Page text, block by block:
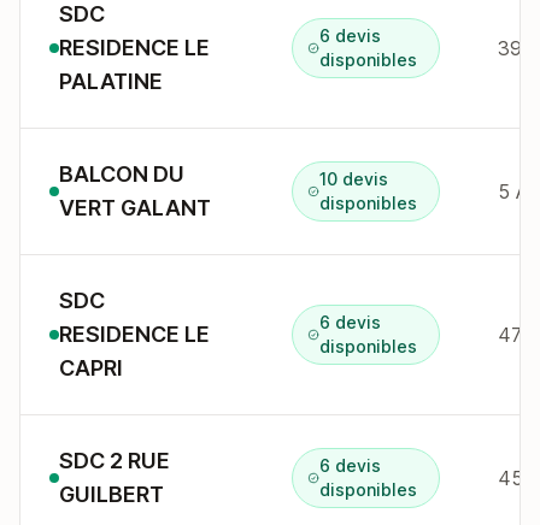
SDC
RESIDENCE LE
PALATINE
6 devis
disponibles
39
BALCON DU
VERT GALANT
10 devis
disponibles
5
SDC
RESIDENCE LE
CAPRI
6 devis
disponibles
47
SDC 2 RUE
GUILBERT
6 devis
disponibles
45